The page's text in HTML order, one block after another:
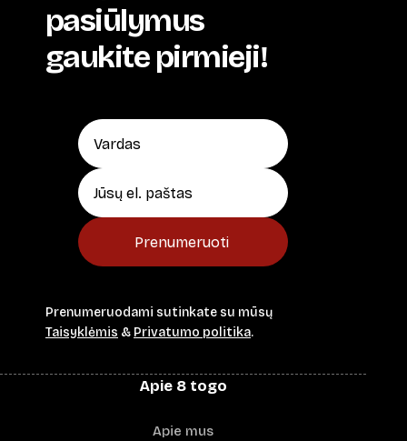
pasiūlymus
gaukite pirmieji!
Prenumeruoti
Prenumeruodami sutinkate su mūsų
Taisyklėmis & Privatumo politika.
Apie 8 togo
Apie mus